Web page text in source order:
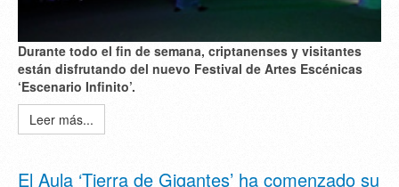
Durante todo el fin de semana, criptanenses y visitantes
están disfrutando del nuevo Festival de Artes Escénicas
‘Escenario Infinito’.
Leer más...
El Aula ‘Tierra de Gigantes’ ha comenzado su